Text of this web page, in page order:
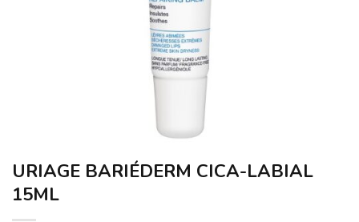
URIAGE BARIÉDERM CICA-LABIAL
15ML